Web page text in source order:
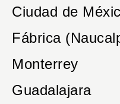
Ciudad de
Fábrica
Monterrey
Guadalajara